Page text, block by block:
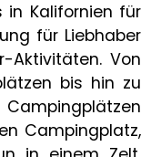
in Kalifornien für
für Liebhaber
Aktivitäten. Von
bis hin zu
Campingplatz,